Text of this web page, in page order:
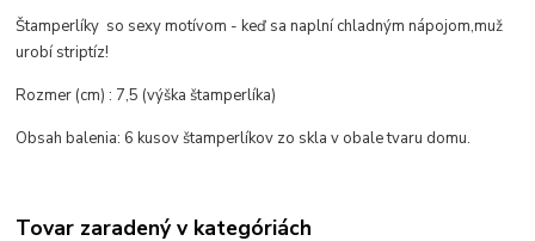
Štamperlíky so sexy motívom - keď sa naplní chladným nápojom,muž
urobí striptíz!
Rozmer (cm) : 7,5 (výška štamperlíka)
Obsah balenia: 6 kusov štamperlíkov zo skla v obale tvaru domu.
Tovar zaradený v kategóriách